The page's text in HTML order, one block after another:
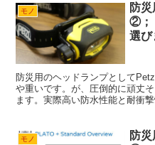
モノ
防
②；
選び
防災用のヘッドランプとして
や重いです。が、圧倒的に頑丈
ます。実際高い防水性能と耐衝
モノ
防